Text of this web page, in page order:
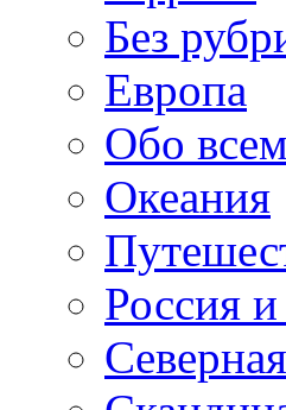
Без
Европа
Обо всем
Океания
Россия